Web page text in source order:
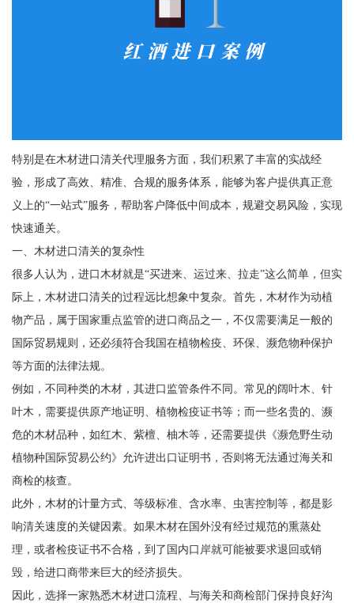
特别是在木材进口清关代理服务方面，我们积累了丰富的实战经
验，形成了高效、精准、合规的服务体系，能够为客户提供真正意
义上的“一站式”服务，帮助客户降低中间成本，规避交易风险，实现
快速通关。
一、木材进口清关的复杂性
很多人认为，进口木材就是“买进来、运过来、拉走”这么简单，但实
际上，木材进口清关的过程远比想象中复杂。首先，木材作为动植
物产品，属于国家重点监管的进口商品之一，不仅需要满足一般的
国际贸易规则，还必须符合我国在植物检疫、环保、濒危物种保护
等方面的法律法规。
例如，不同种类的木材，其进口监管条件不同。常见的阔叶木、针
叶木，需要提供原产地证明、植物检疫证书等；而一些名贵的、濒
危的木材品种，如红木、紫檀、柚木等，还需要提供《濒危野生动
植物种国际贸易公约》允许进出口证明书，否则将无法通过海关和
商检的核查。
此外，木材的计量方式、等级标准、含水率、虫害控制等，都是影
响清关速度的关键因素。如果木材在国外没有经过规范的熏蒸处
理，或者检疫证书不合格，到了国内口岸就可能被要求退回或销
毁，给进口商带来巨大的经济损失。
因此，选择一家熟悉木材进口流程、与海关和商检部门保持良好沟